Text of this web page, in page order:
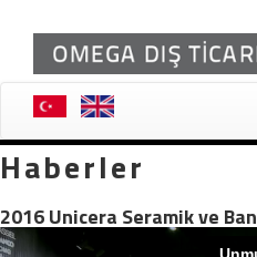
Haberler
2016 Unicera Seramik ve